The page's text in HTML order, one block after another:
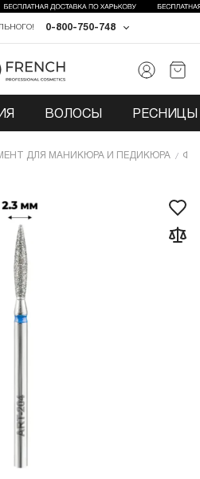
0-800-750-748
ВОЛОСЫ РЕСНИЦЫ
ДЛЯ МАНИКЮРА И ПЕДИКЮРА